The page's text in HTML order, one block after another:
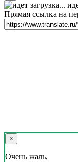
Прямая ссылка на
×
Очень жаль,